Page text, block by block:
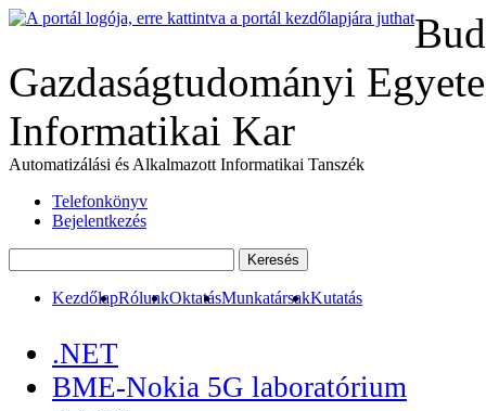
Gazdaságtudományi
Informatikai Kar
Automatizálási és Alkalmazott Informatikai Tanszék
Telefonkönyv
Bejelentkezés
KezdőlapRólunkOktatásMunkatársakKutatás
.NET
BME-Nokia 5G laboratórium